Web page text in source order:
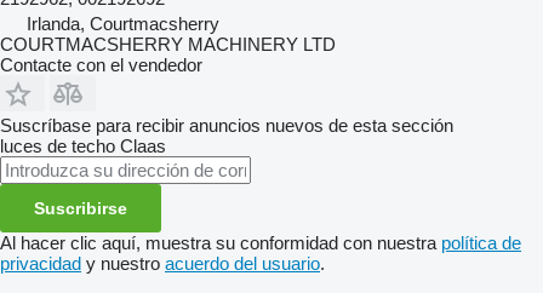
Irlanda, Courtmacsherry
COURTMACSHERRY MACHINERY LTD
Contacte con el vendedor
Suscríbase para recibir anuncios nuevos de esta sección
luces de techo Claas
Suscribirse
Al hacer clic aquí, muestra su conformidad con nuestra política de
privacidad y nuestro acuerdo del usuario.